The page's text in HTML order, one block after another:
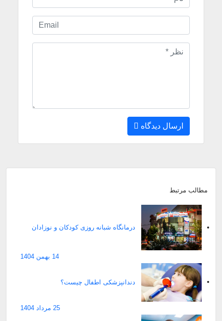
ارسال دیدگاه
مطالب مرتبط
درمانگاه شبانه روزی کودکان و نوزادان
14 بهمن 1404
دندانپزشکی اطفال چیست؟
25 مرداد 1404